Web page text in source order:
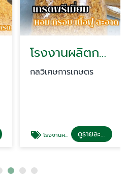
โรงงานผลิตกระเทียมเจียว
กลวิเศษการเกษตร
โรงงานผลิตกระเทียมเจียว ดูรายละเอียด